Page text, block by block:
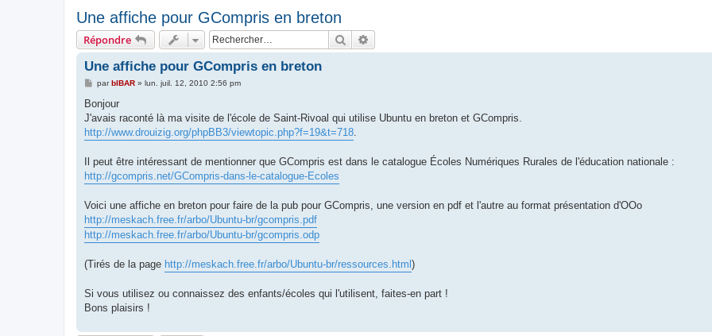
Une affiche pour GCompris en breton
Répondre Rechercher
Une affiche pour GCompris en breton
M
s
a
g
e
parbIBAR» lun. juil. 12, 2010 2:56 pm
Bonjour
J'avais raconté là ma visite de l'école de Saint-Rivoal qui utilise Ubuntu en breton et GCompris.
http://www.drouizig.org/phpBB3/viewtopic.php?f=19&t=718
Il peut être intéressant de mentionner que GCompris est dans le catalogue Écoles Numériques Rurales de l'éducation nationale :
http://gcompris.net/GCompris-dans-le-catalogue-Ecoles
Voici une affiche en breton pour faire de la pub pour GCompris, une version en pdf et l'autre au format présentation d'OOo
http://meskach.free.fr/arbo/Ubuntu-br/gcompris.pdf
http://meskach.free.fr/arbo/Ubuntu-br/gcompris.odp
(Tirés de la page http://meskach.free.fr/arbo/Ubuntu-br/ressources.html)
Si vous utilisez ou connaissez des enfants/écoles qui l'utilisent, faites-en part !
Bons plaisirs !